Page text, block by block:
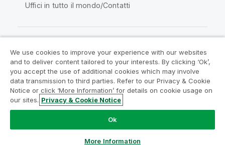
Uffici in tutto il mondo/Contatti
Qlik Community
Contratti
Termini del prodotto
Legal Policies
Note Legali
Termini di utilizzo
Marchi
Do Not Share My Info
Copyright © 1993-2026 QlikTech International AB. Tutti i
We use cookies to improve your experience with our websites
and to deliver content tailored to your interests. By clicking ‘Ok’,
you accept the use of additional cookies which may involve
data transmission to third parties. Refer to our Privacy & Cookie
Notice or click ‘More Information’ for details on cookie usage on
our sites. Privacy & Cookie Notice
Ok
More Information